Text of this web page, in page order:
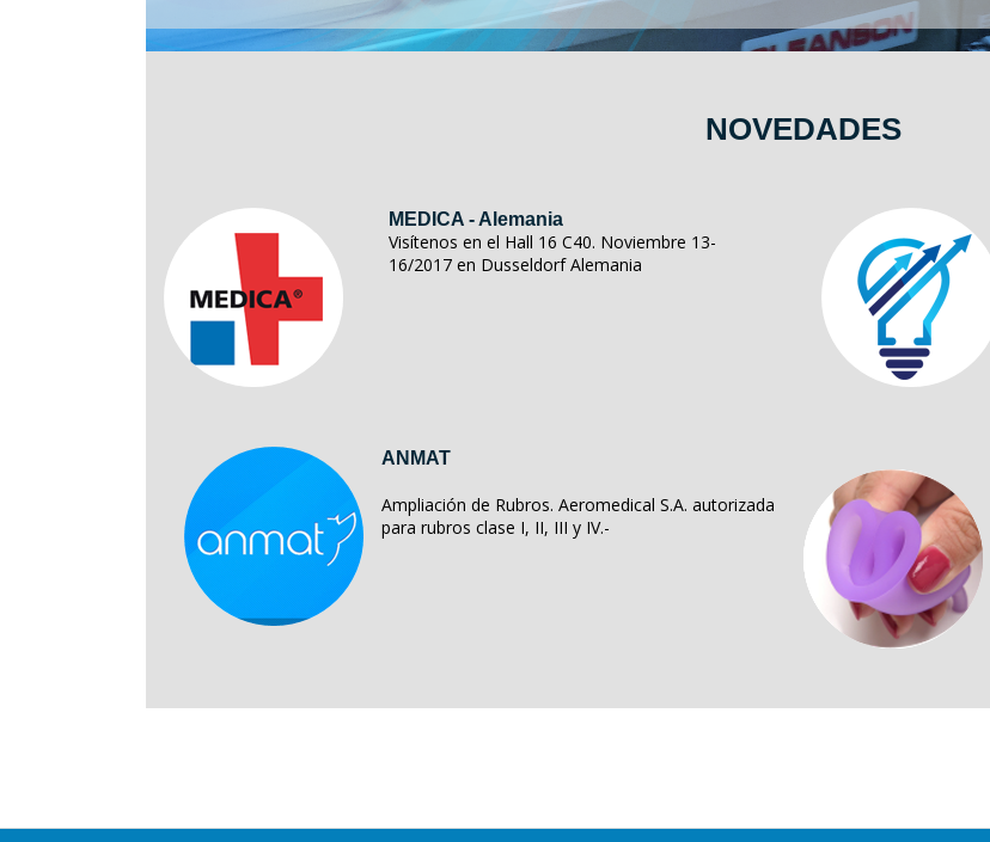
NOVEDADES
MEDICA - Alemania
Visítenos en el Hall 16 C40. Noviembre 13-
16/2017 en Dusseldorf Alemania
ANMAT
Ampliación de Rubros. Aeromedical S.A. autorizada
para rubros clase I, II, III y IV.-